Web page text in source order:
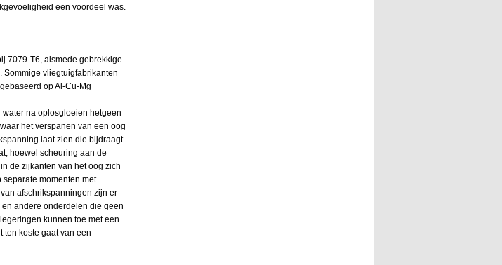
een voordeel was.
7079-T6, alsmede gebrekkige
vliegtuigfabrikanten
op Al-Cu-Mg
na oplosgloeien hetgeen
het verspanen van een oog
laat zien die bijdraagt
hoewel scheuring aan de
de zijkanten van het oog zich
momenten met
afschrikspanningen zijn er
andere onderdelen die geen
kunnen toe met een
ten koste gaat van een